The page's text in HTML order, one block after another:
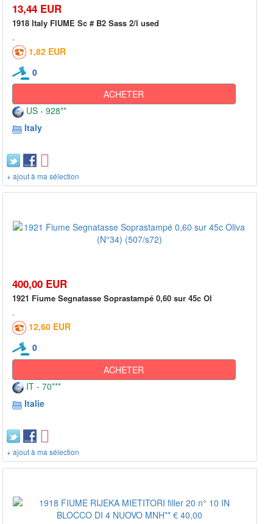
13,44 EUR
1918 Italy FIUME Sc # B2 Sass 2/l used
1,82 EUR
0
ACHETER
US - 928**
Italy
+ ajout à ma sélection
400,00 EUR
1921 Fiume Segnatasse Soprastampé 0,60 sur 45c Ol
12,60 EUR
0
ACHETER
IT - 70***
Italie
+ ajout à ma sélection